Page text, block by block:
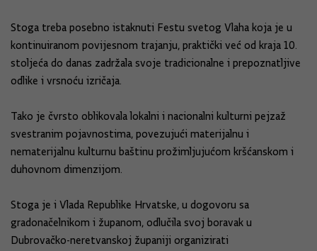
Stoga treba posebno istaknuti Festu svetog Vlaha koja je u
kontinuiranom povijesnom trajanju, praktički već od kraja 10.
stoljeća do danas zadržala svoje tradicionalne i prepoznatljive
odlike i vrsnoću izričaja.
Tako je čvrsto oblikovala lokalni i nacionalni kulturni pejzaž
svestranim pojavnostima, povezujući materijalnu i
nematerijalnu kulturnu baštinu prožimljujućom kršćanskom i
duhovnom dimenzijom.
Stoga je i Vlada Republike Hrvatske, u dogovoru sa
gradonačelnikom i županom, odlučila svoj boravak u
Dubrovačko-neretvanskoj županiji organizirati